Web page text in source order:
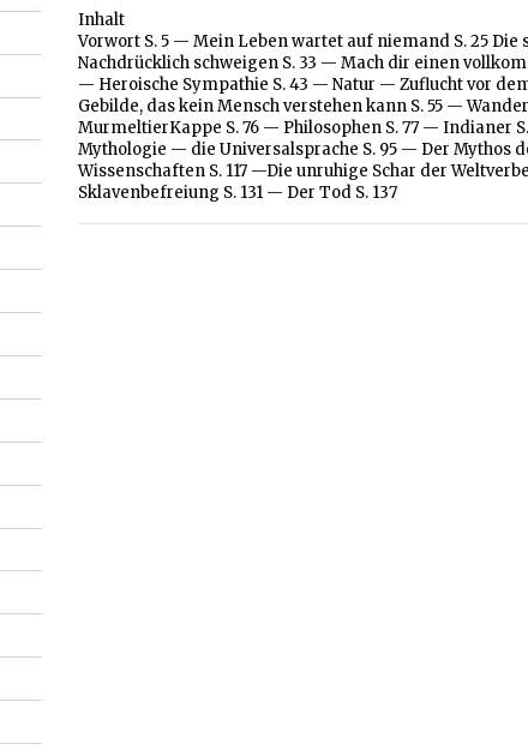
Inhalt
Vorwort S. 5 — Mein Leben wartet auf niemand S. 25
Nachdrücklich schweigen S. 33 — Mach dir einen
— Heroische Sympathie S. 43 — Natur — Zuflucht vor
Gebilde, das kein Mensch verstehen kann S. 55 —
MurmeltierKappe S. 76 — Philosophen S. 77 — Indianer
Mythologie — die Universalsprache S. 95 — Der Mythos
Wissenschaften S. 117 —Die unruhige Schar der
Sklavenbefreiung S. 131 — Der Tod S. 137